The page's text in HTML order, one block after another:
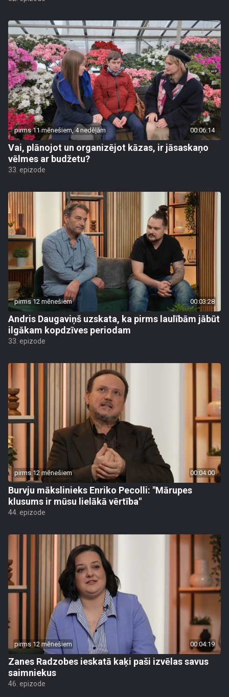
pirms 11 mēnešiem, 4 nedēļām 00:06:14
Vai, plānojot un organizējot kāzas, ir jāsaskaņo
vēlmes ar budžetu?
33. epizode
pirms 12 mēnešiem 00:03:28
Andris Daugaviņš uzskata, ka pirms laulībām jābūt
ilgākam kopdzīves periodam
33. epizode
pirms 12 mēnešiem 00:04:00
Burvju mākslinieks Enriko Pecolli: "Mārupes
klusums ir mūsu lielākā vērtība"
44. epizode
pirms 12 mēnešiem 00:04:19
Zanes Radzobes ieskatā kaķi paši izvēlas savus
saimniekus
46. epizode